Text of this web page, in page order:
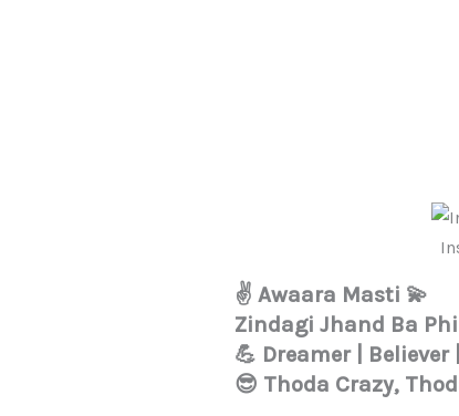
✌️ Awaara Masti 💫
Zindagi Jhand Ba
💪 Dreamer | Believer
😎 Thoda Crazy,